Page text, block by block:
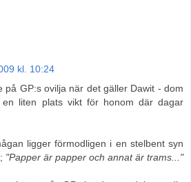
kl. 10:24
på GP:s ovilja när det gäller Dawit - dom
en liten plats vikt för honom där dagar
ligger förmodligen i en stelbent syn
"Papper är papper och annat är trams..."